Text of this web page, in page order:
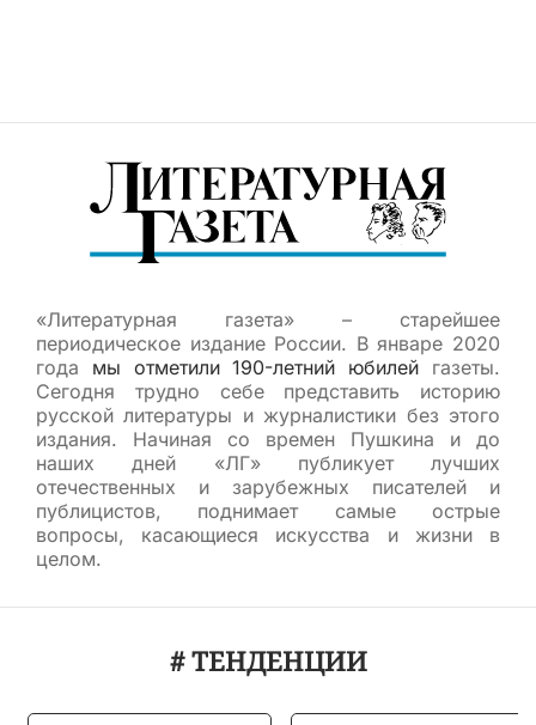
«Литературная газета» – старейшее
периодическое издание России. В январе 2020
года мы отметили 190-летний юбилей газеты.
Сегодня трудно себе представить историю
русской литературы и журналистики без этого
издания. Начиная со времен Пушкина и до
наших дней «ЛГ» публикует лучших
отечественных и зарубежных писателей и
публицистов, поднимает самые острые
вопросы, касающиеся искусства и жизни в
целом.
# ТЕНДЕНЦИИ